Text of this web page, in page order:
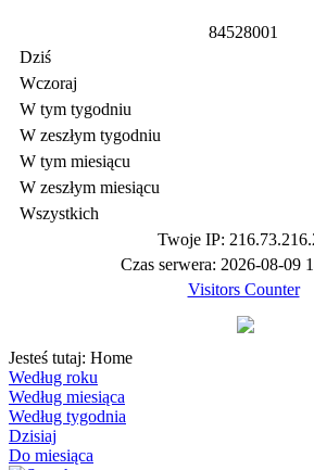
84528001
Dziś
Wczoraj
W tym tygodniu
W zeszłym tygodniu
W tym miesiącu
W zeszłym miesiącu
Wszystkich
Twoje IP:
Czas serwera: 2026-08-09
Visitors Counter
Jesteś tutaj: Home
Według roku
Według miesiąca
Według tygodnia
Dzisiaj
Do miesiąca